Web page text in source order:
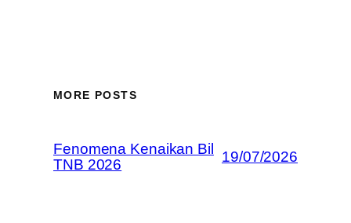
MORE POSTS
Fenomena Kenaikan Bil
TNB 2026
19/07/2026